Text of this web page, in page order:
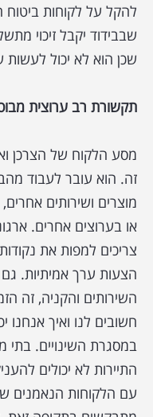
להקל על לקוחות ביטוח
שבבידוד יקבל זיכוי
שכן הוא לא יכול
תקשורת רב ערוצית
מסע הלקוח של הצרכן
זה. הוא עובר לעבוד
מוצרים ושירותים אחרים,
או בערוצים אחרים.
צריכים למפות את
הצעות ערך אמיתיות.
השירותים והקניה, זה
חשובים לנו ואיך
במסגרת השינויים. בתי
התיירות לא יכולים
עם הלקוחות הנאמנים